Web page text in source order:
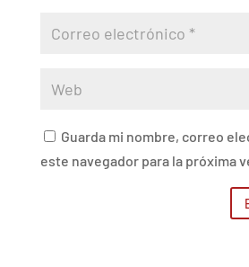
Guarda mi nombre, correo
este navegador para la próxima